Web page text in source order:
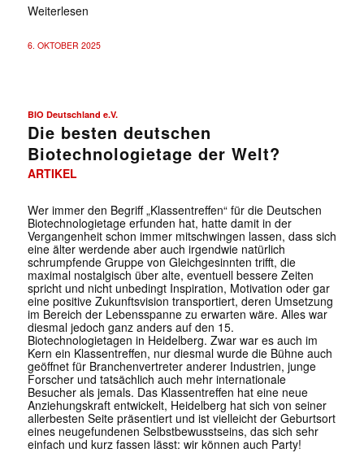
Weiterlesen
6. OKTOBER 2025
BIO Deutschland e.V.
Die besten deutschen
Biotechnologietage der Welt?
ARTIKEL
Wer immer den Begriff „Klassentreffen“ für die Deutschen
Biotechnologietage erfunden hat, hatte damit in der
Vergangenheit schon immer mitschwingen lassen, dass sich
eine älter werdende aber auch irgendwie natürlich
schrumpfende Gruppe von Gleichgesinnten trifft, die
maximal nostalgisch über alte, eventuell bessere Zeiten
spricht und nicht unbedingt Inspiration, Motivation oder gar
eine positive Zukunftsvision transportiert, deren Umsetzung
im Bereich der Lebensspanne zu erwarten wäre. Alles war
diesmal jedoch ganz anders auf den 15.
Biotechnologietagen in Heidelberg. Zwar war es auch im
Kern ein Klassentreffen, nur diesmal wurde die Bühne auch
geöffnet für Branchenvertreter anderer Industrien, junge
Forscher und tatsächlich auch mehr internationale
Besucher als jemals. Das Klassentreffen hat eine neue
Anziehungskraft entwickelt, Heidelberg hat sich von seiner
allerbesten Seite präsentiert und ist vielleicht der Geburtsort
eines neugefundenen Selbstbewusstseins, das sich sehr
einfach und kurz fassen lässt: wir können auch Party!